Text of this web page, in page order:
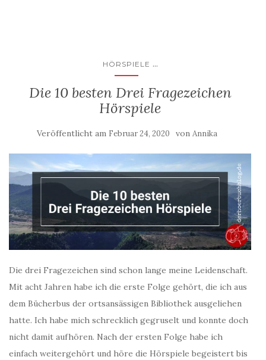
HÖRSPIELE ...
Die 10 besten Drei Fragezeichen
Hörspiele
Veröffentlicht am Februar 24, 2020 von Annika
Die drei Fragezeichen sind schon lange meine Leidenschaft.
Mit acht Jahren habe ich die erste Folge gehört, die ich aus
dem Bücherbus der ortsansässigen Bibliothek ausgeliehen
hatte. Ich habe mich schrecklich gegruselt und konnte doch
nicht damit aufhören. Nach der ersten Folge habe ich
einfach weitergehört und höre die Hörspiele begeistert bis